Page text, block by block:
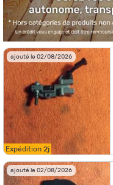
ajouté le 02/08/2026
Expédition 2j
ajouté le 02/08/2026